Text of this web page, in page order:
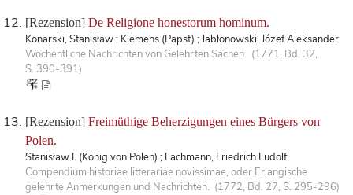
[Rezension] De Religione honestorum hominum.
Konarski, Stanisław ; Klemens (Papst) ; Jabłonowski, Józef Aleksander
Wöchentliche Nachrichten von Gelehrten Sachen. (1771, Bd. 32,
S. 390-391)
[Rezension] Freimüthige Beherzigungen eines Bürgers von
Polen.
Stanisław I. (König von Polen) ; Lachmann, Friedrich Ludolf
Compendium historiae litterariae novissimae, oder Erlangische
gelehrte Anmerkungen und Nachrichten. (1772, Bd. 27, S. 295-296)